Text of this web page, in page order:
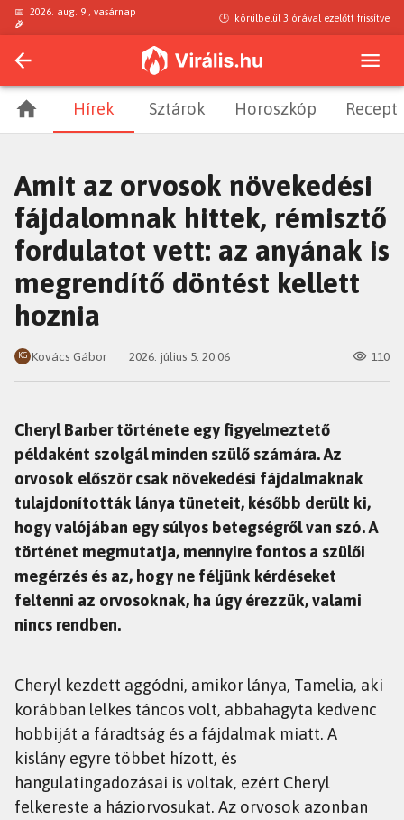
📅 2026. aug. 9., vasárnap
🎉
🕒 körülbelül 3 órával ezelőtt frissítve
Hírek Sztárok Horoszkóp Recept
Amit az orvosok növekedési
fájdalomnak hittek, rémisztő
fordulatot vett: az anyának is
megrendítő döntést kellett
hoznia
KG Kovács Gábor 2026. július 5. 20:06 110
Cheryl Barber története egy figyelmeztető
példaként szolgál minden szülő számára. Az
orvosok először csak növekedési fájdalmaknak
tulajdonították lánya tüneteit, később derült ki,
hogy valójában egy súlyos betegségről van szó. A
történet megmutatja, mennyire fontos a szülői
megérzés és az, hogy ne féljünk kérdéseket
feltenni az orvosoknak, ha úgy érezzük, valami
nincs rendben.
Cheryl kezdett aggódni, amikor lánya, Tamelia, aki
korábban lelkes táncos volt, abbahagyta kedvenc
hobbiját a fáradtság és a fájdalmak miatt. A
kislány egyre többet hízott, és
hangulatingadozásai is voltak, ezért Cheryl
felkereste a háziorvosukat. Az orvosok azonban